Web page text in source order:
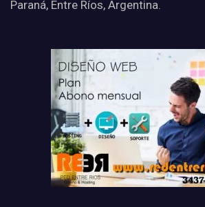
Paraná, Entre Ríos, Argentina.